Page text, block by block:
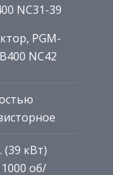
NC31-39
PGM-
NC42
(39 кВт)
об/